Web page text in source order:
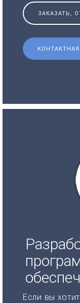
ЗАКАЗАТЬ,
Если вы